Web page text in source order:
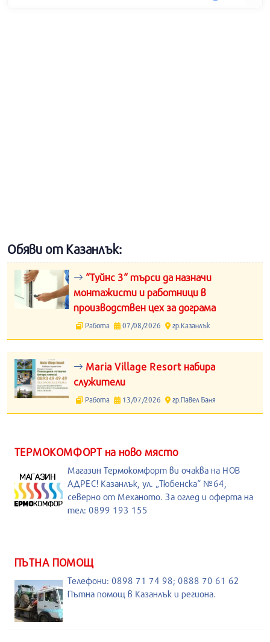
Обяви от Казанлък:
“Туйнс 3“ търси да назначи
монтажисти и работници в
производствен цех за дограма
Работа 07/08/2026 гр.Казанлък
Maria Village Resort набира
служители
Работа 13/07/2026 гр.Павел Баня
ТЕРМОКОМФОРТ на ново място
Магазин Термокомфорт ви очаква на НОВ
АДРЕС! Казанлък, ул. „Тюбенска“ №64,
северно от Механото. За оглед и оферта на
тел: 0899 193 155
ПЪТНА ПОМОЩ
Телефони: 0898 71 74 98; 0888 70 61 62
Пътна помощ в Казанлък и региона.